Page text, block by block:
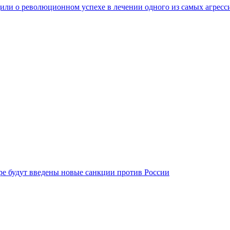
о революционном успехе в лечении одного из самых
будут введены новые санкции против России